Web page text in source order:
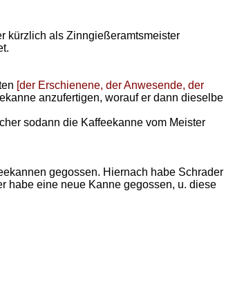
kürzlich als Zinngießeramtsmeister
[der Erschienene, der Anwesende, der
anzufertigen, worauf er dann dieselbe
sodann die Kaffeekanne vom Meister
gegossen. Hiernach habe Schrader
habe eine neue Kanne gegossen, u. diese